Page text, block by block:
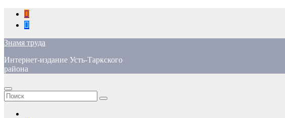
Перейти
содержимому
Знамя труда
Интернет-издание Усть-Таркского
района